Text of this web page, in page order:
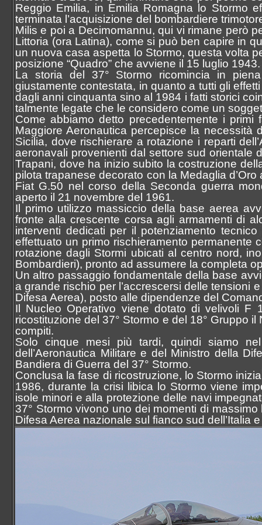
Reggio Emilia, in Emilia Romagna lo Stormo
terminata l’acquisizione del bombardiere
Milis e poi a Decimomannu, qui vi rimane però
Littoria (ora Latina), come si può ben capire in
un nuova casa aspetta lo Stormo, questa volta
posizione “Quadro” che avviene il 15 luglio 1943.
La storia del 37° Stormo ricomincia in
giustamente contestata, in quanto a tutti gli
dagli anni cinquanta sino al 1984 i fatti storici
talmente legate che le considero come un
Come abbiamo detto precedentemente i
Maggiore Aeronautica percepisce la
Sicilia, dove rischierare a rotazione i reparti
aeronavali provenienti dal settore sud orientale
Trapani, dove ha inizio subito la costruzione
pilota trapanese decorato con la Medaglia
Fiat G.50 nel corso della Seconda guerra
aperto il 21 novembre del 1961.
Il primo utilizzo massiccio della base aerea
fronte alla crescente corsa agli armamenti di
interventi dedicati per il potenziamento
effettuato un primo rischieramento permanente
rotazione dagli Stormi ubicati al centro nord,
Bombardieri), pronto ad assumere la completa
Un altro passaggio fondamentale della base
a grande rischio per l’accrescersi delle tensioni
Difesa Aerea), posto alle dipendenze del
Il Nucleo Operativo viene dotato di velivoli
ricostituzione del 37° Stormo e del 18° Gruppo
compiti.
Solo cinque mesi più tardi, quindi siamo
dell’Aeronautica Militare e del Ministro della
Bandiera di Guerra del 37° Stormo.
Conclusa la fase di ricostruzione, lo Stormo
1986, durante la crisi libica lo Stormo viene
isole minori e alla protezione delle navi
37° Stormo vivono uno dei momenti di
Difesa Aerea nazionale sul fianco sud dell’Italia